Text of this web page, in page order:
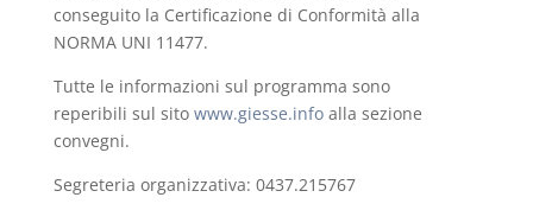
conseguito la Certificazione di Conformità alla
NORMA UNI 11477.
Tutte le informazioni sul programma sono
reperibili sul sito www.giesse.infoalla sezione
convegni.
Segreteria organizzativa: 0437.215767